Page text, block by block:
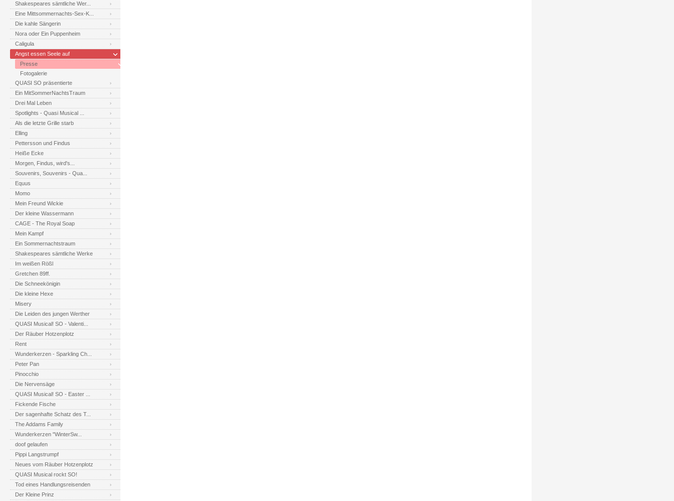
Shakespeares sämtliche Wer...
Eine Mittsommernachts-Sex-K...
Die kahle Sängerin
Nora oder Ein Puppenheim
Caligula
Angst essen Seele auf
Presse
Fotogalerie
QUASI SO präsentierte
Ein MitSommerNachtsTraum
Drei Mal Leben
Spotlights - Quasi Musical ...
Als die letzte Grille starb
Elling
Pettersson und Findus
Heiße Ecke
Morgen, Findus, wird's...
Souvenirs, Souvenirs - Qua...
Equus
Momo
Mein Freund Wickie
Der kleine Wassermann
CAGE - The Royal Soap
Mein Kampf
Ein Sommernachtstraum
Shakespeares sämtliche Werke
Im weißen Rößl
Gretchen 89ff.
Die Schneekönigin
Die kleine Hexe
Misery
Die Leiden des jungen Werther
QUASI Musical! SO - Valenti...
Der Räuber Hotzenplotz
Rent
Wunderkerzen - Sparkling Ch...
Peter Pan
Pinocchio
Die Nervensäge
QUASI Musical! SO - Easter ...
Fickende Fische
Der sagenhafte Schatz des T...
The Addams Family
Wunderkerzen "WinterSw...
doof gelaufen
Pippi Langstrumpf
Neues vom Räuber Hotzenplotz
QUASI Musical rockt SO!
Tod eines Handlungsreisenden
Der Kleine Prinz